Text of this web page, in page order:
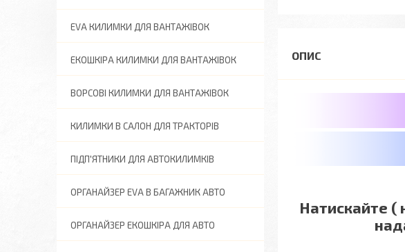
Натискайте (
EVA КИЛИМКИ ДЛЯ ВАНТАЖІВОК
ЕКОШКІРА КИЛИМКИ ДЛЯ ВАНТАЖІВОК
ВОРСОВІ КИЛИМКИ ДЛЯ ВАНТАЖІВОК
КИЛИМКИ В САЛОН ДЛЯ ТРАКТОРІВ
ПІДП'ЯТНИКИ ДЛЯ АВТОКИЛИМКІВ
ОРГАНАЙЗЕР EVA В БАГАЖНИК АВТО
ОРГАНАЙЗЕР ЕКОШКІРА ДЛЯ АВТО